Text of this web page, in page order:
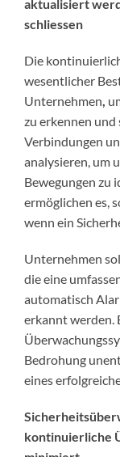
aktualisiert
schliessen
Die
wesentlicher
Unternehmen,
zu erkennen und
Verbindungen
analysieren, um
Bewegungen zu
ermöglichen es,
wenn ein
Unternehmen
die eine
automatisch
erkannt werden.
Bedrohung
eines
kontinuierliche